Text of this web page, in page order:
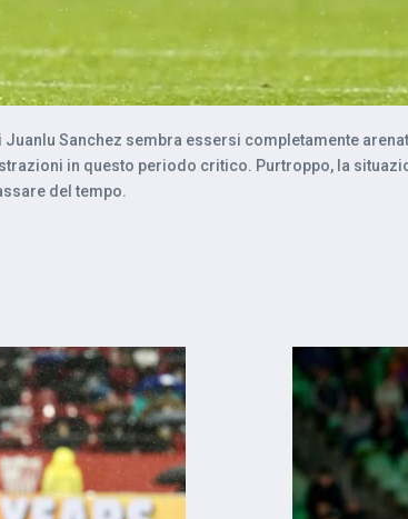
Sanchez sembra essersi completamente
in questo periodo critico. Purtroppo, la
del tempo.